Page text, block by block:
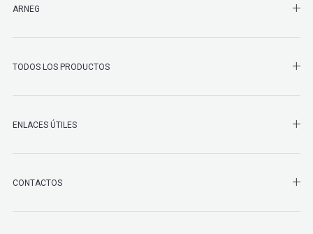
ARNEG
TODOS LOS PRODUCTOS
ENLACES ÚTILES
CONTACTOS